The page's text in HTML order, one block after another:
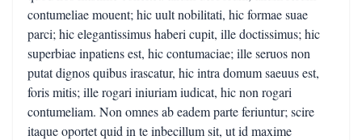
contumeliae mouent; hic uult nobilitati, hic formae suae
parci; hic elegantissimus haberi cupit, ille doctissimus; hic
superbiae inpatiens est, hic contumaciae; ille seruos non
putat dignos quibus irascatur, hic intra domum saeuus est,
foris mitis; ille rogari iniuriam iudicat, hic non rogari
contumeliam. Non omnes ab eadem parte feriuntur; scire
itaque oportet quid in te inbecillum sit, ut id maxime